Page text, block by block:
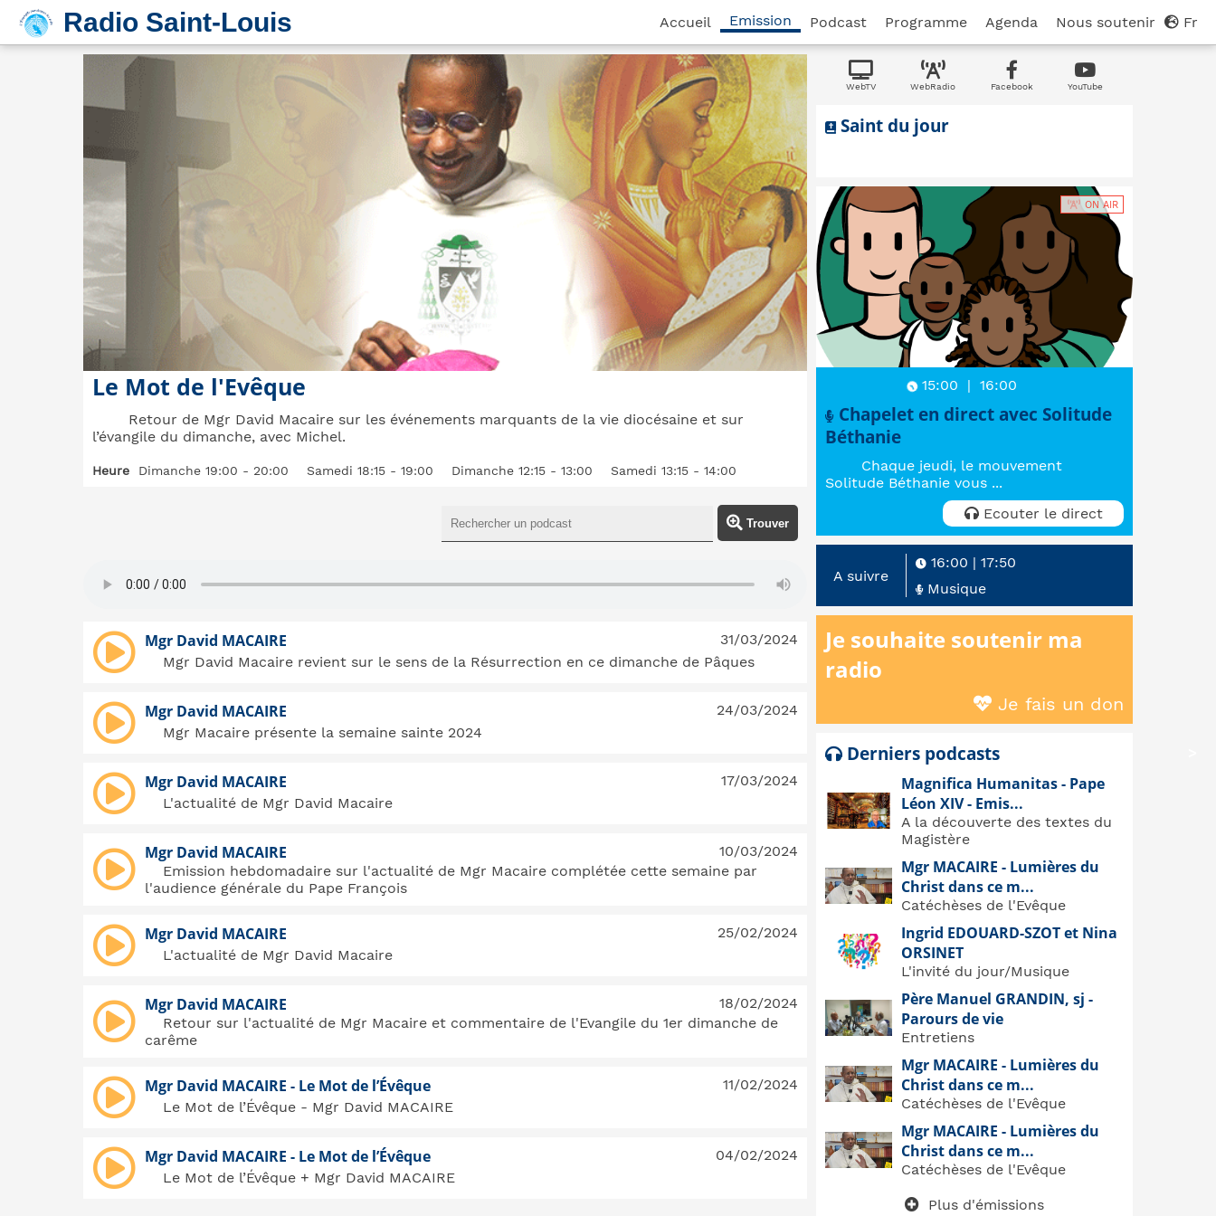
Radio Saint-Louis Accueil Emission Podcast Programme Agenda Nous soutenir Fr
Le Mot de l'Evêque
Retour de Mgr David Macaire sur les événements marquants de la vie diocésaine et sur
l’évangile du dimanche, avec Michel.
Heure Dimanche 19:00 - 20:00 Samedi 18:15 - 19:00 Dimanche 12:15 - 13:00 Samedi 13:15 - 14:00
Trouver
Mgr David MACAIRE
Mgr David Macaire revient sur le sens de la Résurrection en ce dimanche de Pâques
31/03/2024
Mgr David MACAIRE
Mgr Macaire présente la semaine sainte 2024
24/03/2024
Mgr David MACAIRE
L'actualité de Mgr David Macaire
17/03/2024
Mgr David MACAIRE
Emission hebdomadaire sur l'actualité de Mgr Macaire complétée cette semaine par
l'audience générale du Pape François
10/03/2024
Mgr David MACAIRE
L'actualité de Mgr David Macaire
25/02/2024
Mgr David MACAIRE
Retour sur l'actualité de Mgr Macaire et commentaire de l'Evangile du 1er dimanche de
carême
18/02/2024
Mgr David MACAIRE - Le Mot de l’Évêque
Le Mot de l’Évêque - Mgr David MACAIRE
11/02/2024
Mgr David MACAIRE - Le Mot de l’Évêque
Le Mot de l’Évêque + Mgr David MACAIRE
04/02/2024
WebTV WebRadio Facebook YouTube
Saint du jour
ON AIR
15:00 | 16:00
Chapelet en direct avec Solitude
Béthanie
Chaque jeudi, le mouvement
Solitude Béthanie vous ...
Ecouter le direct
A suivre
16:00 | 17:50
Musique
Je souhaite soutenir ma
radio
Je fais un don
Derniers podcasts
Magnifica Humanitas - Pape
Léon XIV - Emis...
A la découverte des textes du
Magistère
Mgr MACAIRE - Lumières du
Christ dans ce m...
Catéchèses de l'Evêque
Ingrid EDOUARD-SZOT et Nina
ORSINET
L'invité du jour/Musique
Père Manuel GRANDIN, sj -
Parours de vie
Entretiens
Mgr MACAIRE - Lumières du
Christ dans ce m...
Catéchèses de l'Evêque
Mgr MACAIRE - Lumières du
Christ dans ce m...
Catéchèses de l'Evêque
Plus d'émissions